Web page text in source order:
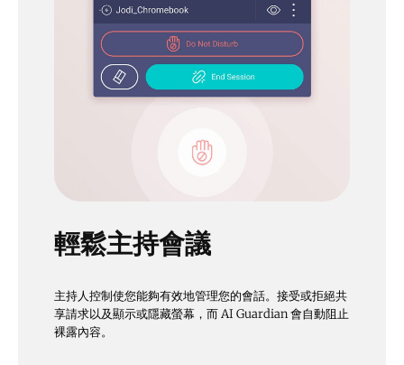
輕鬆主持會議
主持人控制使您能夠有效地管理您的會話。接受或拒絕共
享請求以及顯示或隱藏螢幕，而 AI Guardian 會自動阻止
裸露內容。